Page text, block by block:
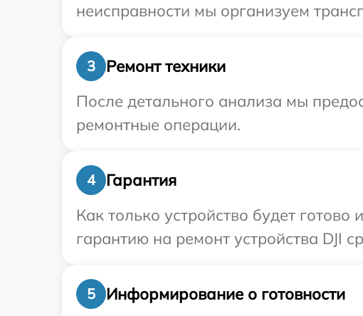
неисправности мы организуем
3
Ремонт техники
После детального анализа мы
ремонтные операции.
4
Гарантия
Как только устройство будет
гарантию на ремонт устройства DJI
5
Информирование о готовности